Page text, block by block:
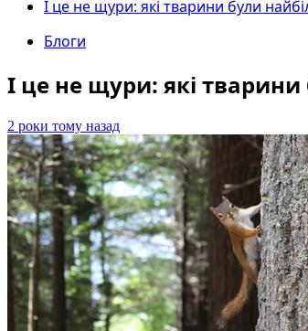
І це не щури: які тварини були
Блоги
І це не щури: які
2 роки тому назад